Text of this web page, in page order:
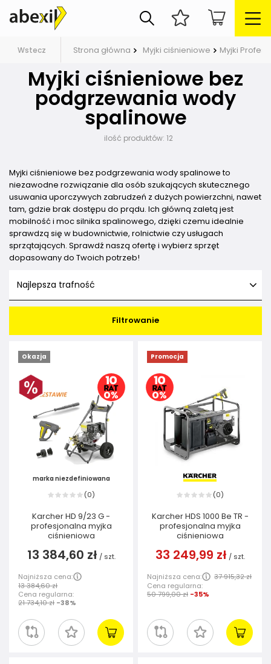
Wstecz Strona główna Myjki ciśnieniowe Myjki
Myjki ciśnieniowe bez
podgrzewania wody
spalinowe
ilość produktów: 12
Myjki ciśnieniowe bez podgrzewania wody spalinowe to
niezawodne rozwiązanie dla osób szukających skutecznego
usuwania uporczywych zabrudzeń z dużych powierzchni, nawet
tam, gdzie brak dostępu do prądu. Ich główną zaletą jest
mobilność i moc silnika spalinowego, dzięki czemu idealnie
sprawdzą się w budownictwie, rolnictwie czy usługach
sprzątających. Sprawdź naszą ofertę i wybierz sprzęt
dopasowany do Twoich potrzeb!
Najlepsza trafność
Filtrowanie
Okazja
marka niezdefiniowana
(0)
Karcher HD 9/23 G -
profesjonalna myjka
ciśnieniowa
13 384,60 zł / szt.
Najniższa cena:
13 384,60 zł
Cena regularna:
21 734,10 zł -38%
Promocja
(0)
Karcher HDS 1000 Be TR -
profesjonalna myjka
ciśnieniowa
33 249,99 zł / szt.
Najniższa cena:
37 915,32 zł
Cena regularna:
50 799,00 zł -35%